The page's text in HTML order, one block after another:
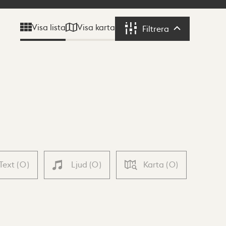
Visa lista Visa karta Filtrera Filtrera
(0) Ljud (0) Karta (0)